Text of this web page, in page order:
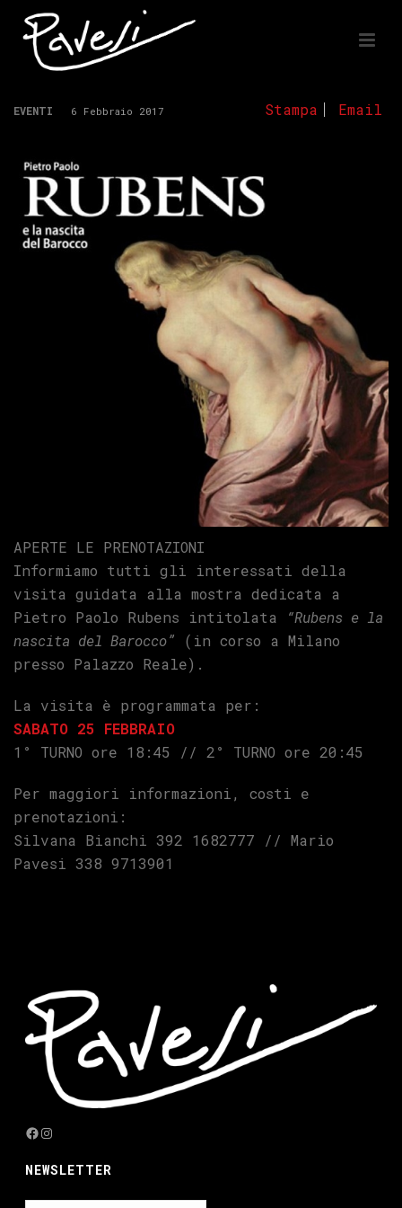
Stampa Email
EVENTI 6 Febbraio 2017
APERTE LE PRENOTAZIONI
Informiamo tutti gli interessati della
visita guidata alla mostra dedicata a
Pietro Paolo Rubens intitolata
“Rubens e la
nascita del Barocco” (in corso a Milano
presso Palazzo Reale).
La visita è programmata per:
SABATO 25 FEBBRAIO
1° TURNO ore 18:45 // 2° TURNO ore 20:45
Per maggiori informazioni, costi e
prenotazioni:
Silvana Bianchi 392 1682777 // Mario
Pavesi 338 9713901
Facebook
Instagram
NEWSLETTER